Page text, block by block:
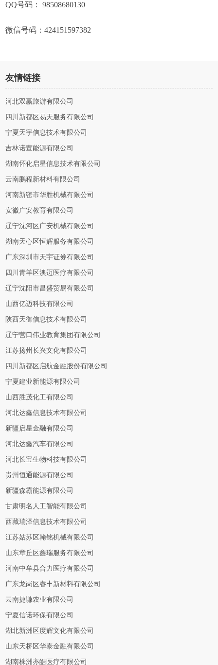
QQ号码： 98508680130
微信号码：424151597382
友情链接
河北双赢旅游有限公司
四川新都区易天服务有限公司
宁夏天宇信息技术有限公司
吉林诺萱能源有限公司
湖南怀化启星信息技术有限公司
云南鹏程新材料有限公司
河南新密市华胜机械有限公司
安徽广安教育有限公司
辽宁沈河区广安机械有限公司
湖南天心区恒辉服务有限公司
广东深圳市天宇证券有限公司
四川青羊区澳迈医疗有限公司
辽宁沈阳市昌盛贸易有限公司
山西亿迈科技有限公司
陕西天御信息技术有限公司
辽宁营口伟业教育集团有限公司
江苏扬州长兴文化有限公司
四川新都区启航金融股份有限公司
宁夏建业新能源有限公司
山西胜茂化工有限公司
河北达鑫信息技术有限公司
新疆启星金融有限公司
河北达鑫汽车有限公司
河北长宝生物科技有限公司
贵州恒通能源有限公司
新疆森霸能源有限公司
甘肃明名人工智能有限公司
西藏瑞泽信息技术有限公司
江苏姑苏区翰铭机械有限公司
山东章丘区鑫瑞服务有限公司
河南中牟县合力医疗有限公司
广东龙岗区睿丰新材料有限公司
云南捷谦农业有限公司
宁夏信诺环保有限公司
湖北新洲区度辉文化有限公司
山东天桥区华泰金融有限公司
湖南株洲亦皓医疗有限公司